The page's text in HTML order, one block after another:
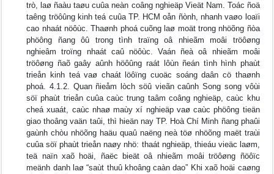
trò, laø ñaàu taøu cuûa neàn coâng nghieäp Vieät Nam. Toác ñoä
taêng tröôûng kinh teá cuûa TP. HCM oån ñònh, nhanh vaøo loaïi
cao nhaát nöôùc. Thaønh phoá cuõng laø moät trong nhöõng ñòa
phöông ñang ôû trong tình traïng oâ nhieãm moâi tröôøng
nghieâm troïng nhaát caû nöôùc. Vaán ñeà oâ nhieãm moâi
tröôøng ñaõ gaây aûnh höôûng raát lôùn ñeán tình hình phaùt
trieån kinh teá vaø chaát löôïng cuoäc soáng daân cö thaønh
phoá. 4.1.2. Quan ñieåm lòch söû vieãn caûnh Song song vôùi
söï phaùt trieån cuûa caùc trung taâm coâng nghieäp, caùc khu
cheá xuaát, caùc nhaø maùy xí nghieäp vaø caùc phöông tieän
giao thoâng vaän taûi, thì hieän nay TP. Hoà Chí Minh ñang phaûi
gaùnh chòu nhöõng haäu quaû naëng neà töø nhöõng maët traùi
cuûa söï phaùt trieån naøy nhö: thaát nghieäp, thieáu vieäc laøm,
teä naïn xaõ hoäi, ñaëc bieät oâ nhieãm moâi tröôøng ñöôïc
meänh danh laø “saùt thuû khoâng caàn dao” Khi xaõ hoäi caøng